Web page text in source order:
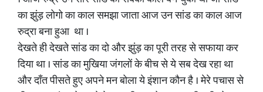
का झुंड़ लोगो का काल समझा जाता आज उन सांड का काल आज
रुद्रा बना हुआ था ।
देखते ही देखते सांड का दो और झुंड़ का पूरी तरह से सफाया कर
दिया था । सांड का मुखिया जंगलों के बीच से ये सब देख रहा था
और दाँत पीसते हुए अपने मन बोला ये इंशान कौन है । मेरे पचास से